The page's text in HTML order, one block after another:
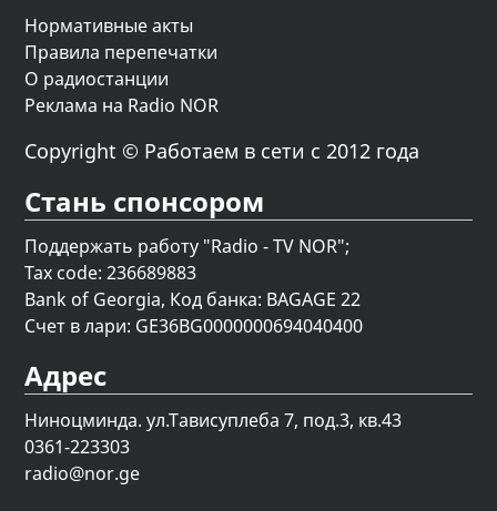
Нормативные акты
Правила перепечатки
О радиостанции
Реклама на Radio NOR
Copyright © Работаем в сети с 2012 года
Стань спонсором
Поддержать работу "Radio - TV NOR";
Tax code: 236689883
Bank of Georgia, Код банка: BAGAGE 22
Счет в лари: GE36BG0000000694040400
Адрес
Ниноцминда. ул.Тависуплеба 7, под.3, кв.43
0361-223303
radio@nor.ge